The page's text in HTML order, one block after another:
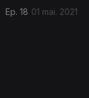
Ep. 18 01 mai. 2021